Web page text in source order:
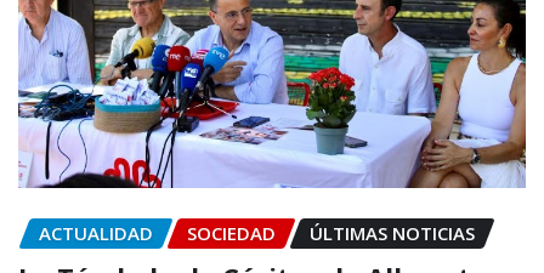
ACTUALIDAD SOCIEDAD ÚLTIMAS NOTICIAS